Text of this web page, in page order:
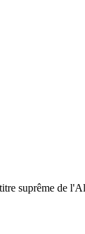
suprême de